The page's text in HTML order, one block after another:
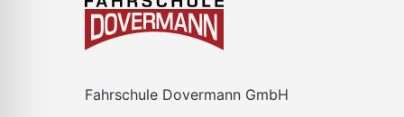
Fahrschule Dovermann GmbH